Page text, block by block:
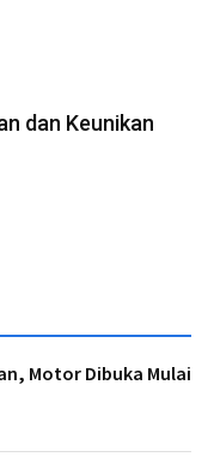
dan Keunikan
Motor Dibuka Mulai